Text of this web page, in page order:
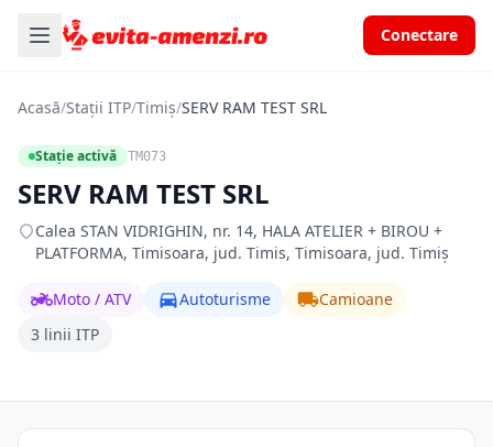
Conectare
Acasă/Stații ITP/Timiș/SERV RAM TEST SRL
Stație activă TM073
SERV RAM TEST SRL
Calea STAN VIDRIGHIN, nr. 14, HALA ATELIER + BIROU +
PLATFORMA, Timisoara, jud. Timis, Timisoara, jud. Timiș
Moto / ATV Autoturisme
Camioane
3 linii ITP